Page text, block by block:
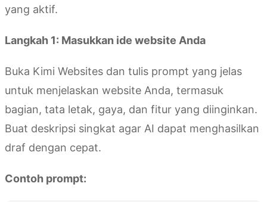
yang aktif.
Langkah 1: Masukkan ide website Anda
Buka Kimi Websites dan tulis prompt yang jelas
untuk menjelaskan website Anda, termasuk
bagian, tata letak, gaya, dan fitur yang diinginkan.
Buat deskripsi singkat agar AI dapat menghasilkan
draf dengan cepat.
Contoh prompt: